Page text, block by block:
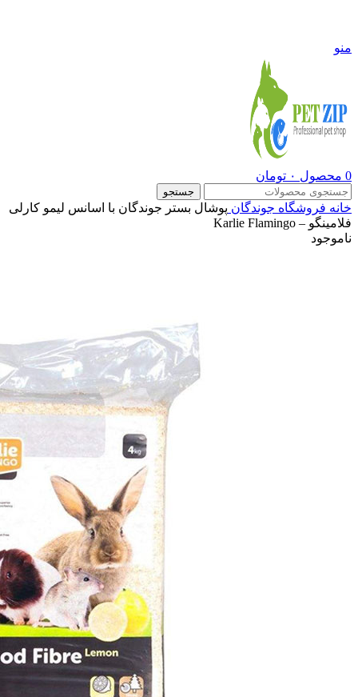
منو
0 محصول ۰ تومان
جستجو
خانه فروشگاه جوندگان پوشال بستر جوندگان با اسانس لیمو کارلی
فلامینگو – Karlie Flamingo
ناموجود